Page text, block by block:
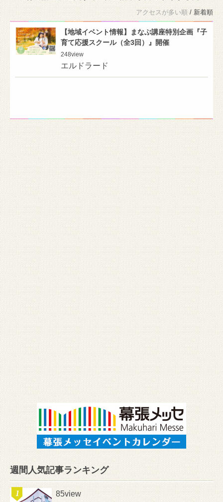
アクセスが多い順 / 新着順
【地域イベント情報】まなぶ講座特別企画『子
育て応援スクール（全3回）』開催
248view
エルドラード
週間人気記事ランキング
85view